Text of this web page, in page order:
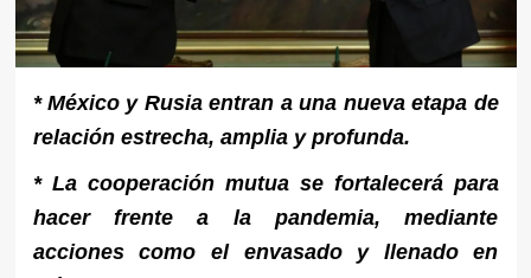
* México y Rusia entran a una nueva etapa de
relación estrecha, amplia y profunda.
* La cooperación mutua se fortalecerá para
hacer frente a la pandemia, mediante
acciones como el envasado y llenado en